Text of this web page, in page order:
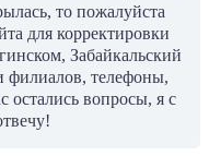
то пожалуйста
для корректировки
Забайкальский
филиалов, телефоны,
остались вопросы, я с